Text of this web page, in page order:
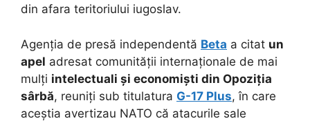
din afara teritoriului iugoslav.
Agenția de presă independentă Beta a citat un
apel adresat comunității internaționale de mai
mulți intelectuali și economiști din Opoziția
sârbă, reuniți sub titulatura G-17 Plus, în care
aceștia avertizau NATO că atacurile sale